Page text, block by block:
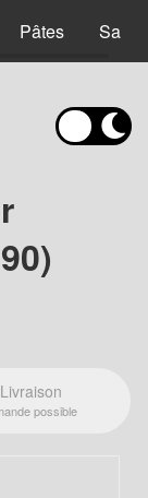
Pâtes
Livraison
possible